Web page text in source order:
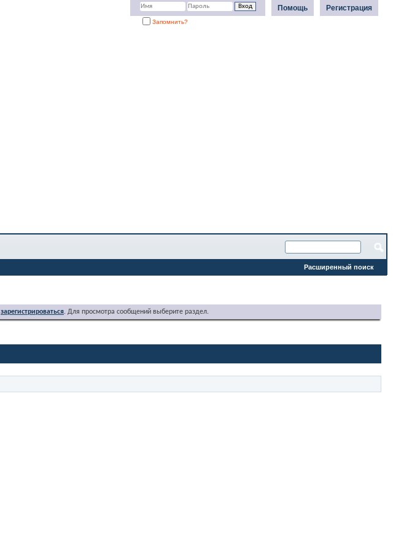
Регистрация
Помощь
Запомнить?
Расширенный поиск
зарегистрироваться. Для просмотра сообщений выберите раздел.